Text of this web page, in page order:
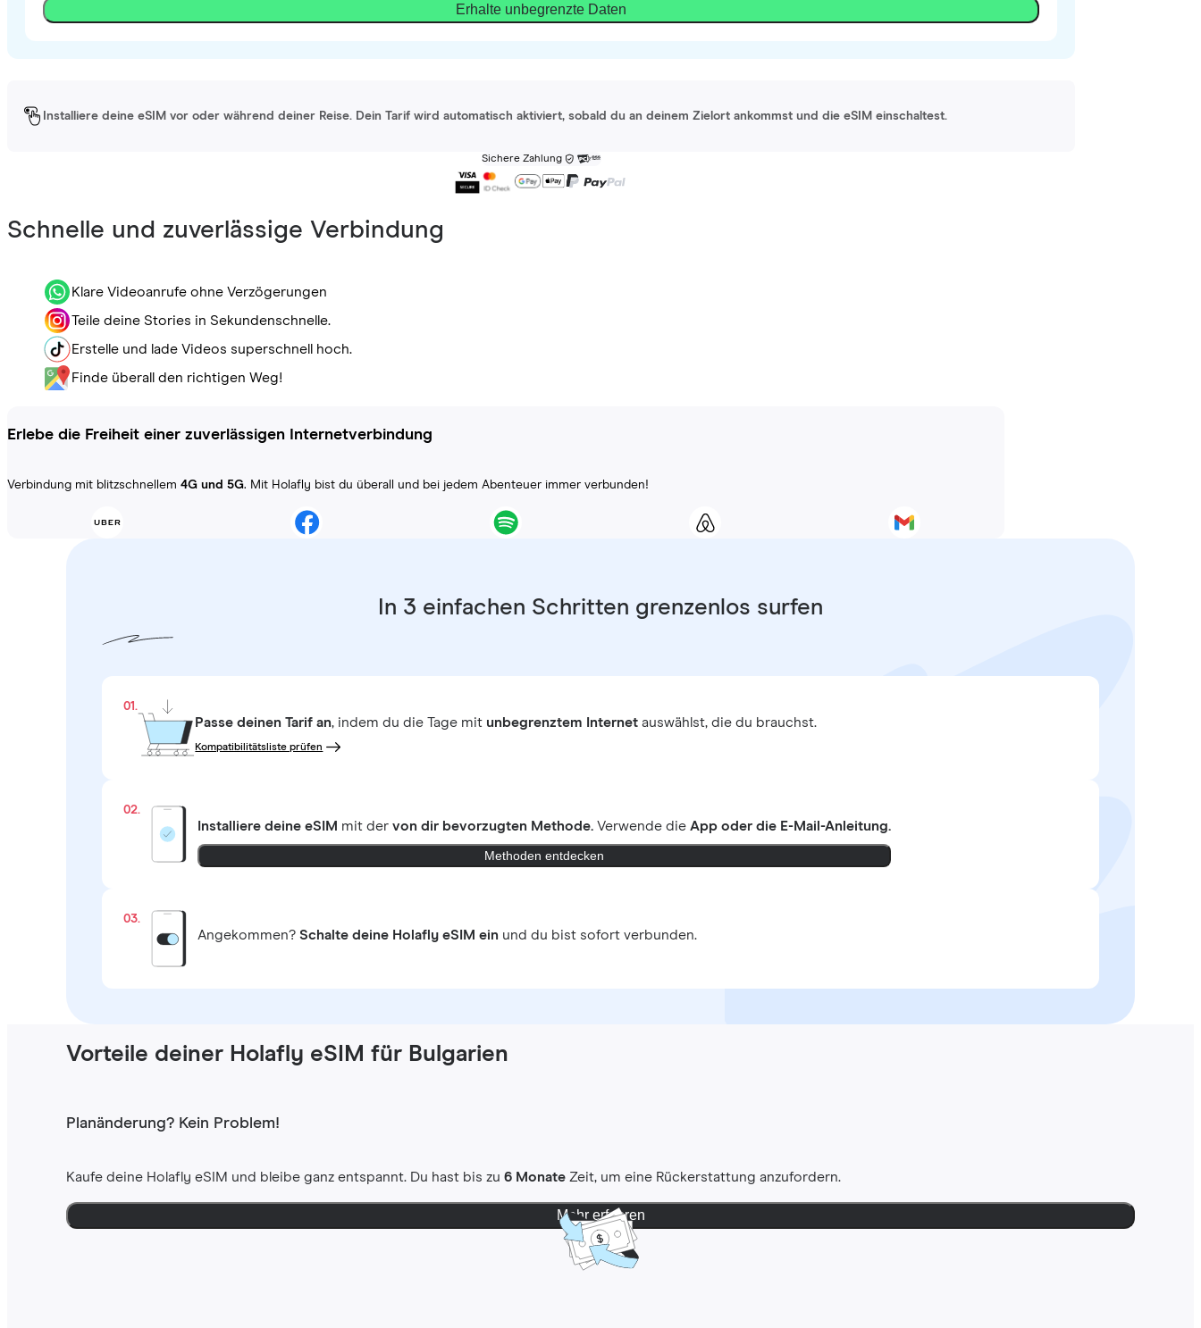
Erhalte unbegrenzte Daten
Installiere deine eSIM vor oder während deiner Reise. Dein Tarif wird automatisch aktiviert, sobald du an deinem Zielort ankommst und die eSIM einschaltest.
Sichere Zahlung
Schnelle und zuverlässige Verbindung
Klare Videoanrufe ohne Verzögerungen
Teile deine Stories in Sekundenschnelle.
Erstelle und lade Videos superschnell hoch.
Finde überall den richtigen Weg!
Erlebe die Freiheit einer zuverlässigen Internetverbindung
Verbindung mit blitzschnellem 4G und 5G. Mit Holafly bist du überall und bei jedem Abenteuer immer verbunden!
In 3 einfachen Schritten grenzenlos surfen
01.
Passe deinen Tarif an, indem du die Tage mit unbegrenztem Internet auswählst, die du brauchst.
Kompatibilitätsliste prüfen
02.
Installiere deine eSIM mit dervon dir bevorzugten Methode. Verwende dieApp oder die E-Mail-Anleitung.
Methoden entdecken
03.
Angekommen?Schalte deine Holafly eSIM ein und du bist sofort verbunden.
Vorteile deiner Holafly eSIM für Bulgarien
Planänderung? Kein Problem!
Kaufe deine Holafly eSIM und bleibe ganz entspannt. Du hast bis zu6 Monate Zeit, um eine Rückerstattung anzufordern.
Mehr erfahren